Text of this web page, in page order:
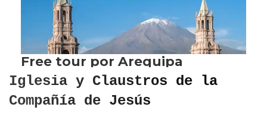
Iglesia y Claustros de la
Compañía de Jesús